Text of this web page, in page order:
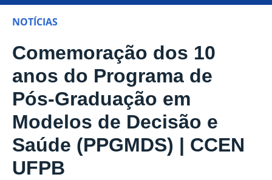
NOTÍCIAS
Comemoração dos 10
anos do Programa de
Pós-Graduação em
Modelos de Decisão e
Saúde (PPGMDS) | CCEN
UFPB